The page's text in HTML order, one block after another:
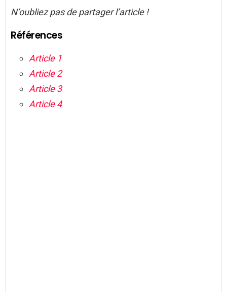
N’oubliez pas de partager l’article !
Références
Article 1
Article 2
Article 3
Article 4